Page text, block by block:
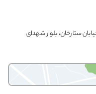
ستارخان، بلوار شهدای